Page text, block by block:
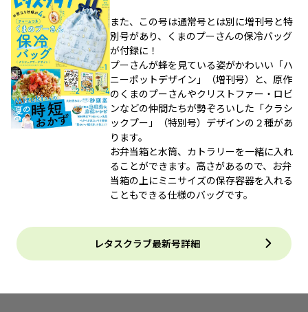
また、この号は通常号とは別に増刊号と特
別号があり、くまのプーさんの保冷バッグ
が付録に！
プーさんが蜂を見ている姿がかわいい「ハ
ニーポットデザイン」（増刊号）と、原作
のくまのプーさんやクリストファー・ロビ
ンなどの仲間たちが勢ぞろいした「クラシ
ックプー」（特別号）デザインの２種があ
ります。
お弁当箱と水筒、カトラリーを一緒に入れ
ることができます。高さがあるので、お弁
当箱の上にミニサイズの保存容器を入れる
こともできる仕様のバッグです。
レタスクラブ最新号詳細